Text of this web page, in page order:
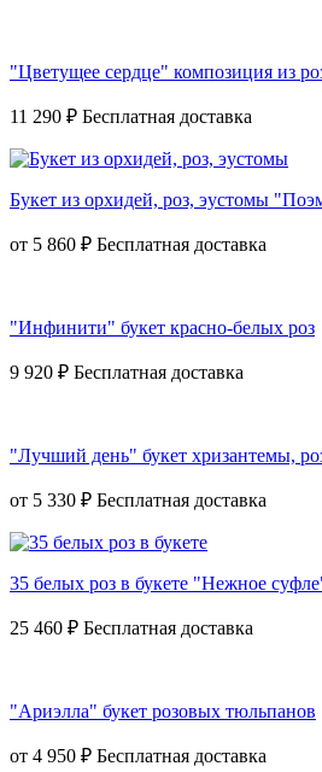
"Цветущее сердце" композиция из
11 290 ₽
Букет из орхидей, роз, эустомы
от 5 860 ₽
"Инфинити" букет красно-белых роз
9 920 ₽
"Лучший день" букет хризантемы,
от 5 330 ₽
35 белых роз в букете "Нежное
25 460 ₽
"Ариэлла" букет розовых тюльпанов
от 4 950 ₽